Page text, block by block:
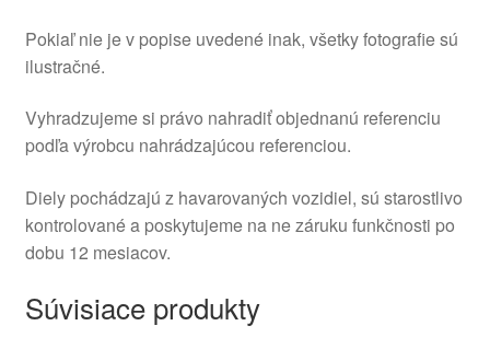
Pokiaľ nie je v popise uvedené inak, všetky fotografie sú
ilustračné.
Vyhradzujeme si právo nahradiť objednanú referenciu
podľa výrobcu nahrádzajúcou referenciou.
Diely pochádzajú z havarovaných vozidiel, sú starostlivo
kontrolované a poskytujeme na ne záruku funkčnosti po
dobu 12 mesiacov.
Súvisiace produkty